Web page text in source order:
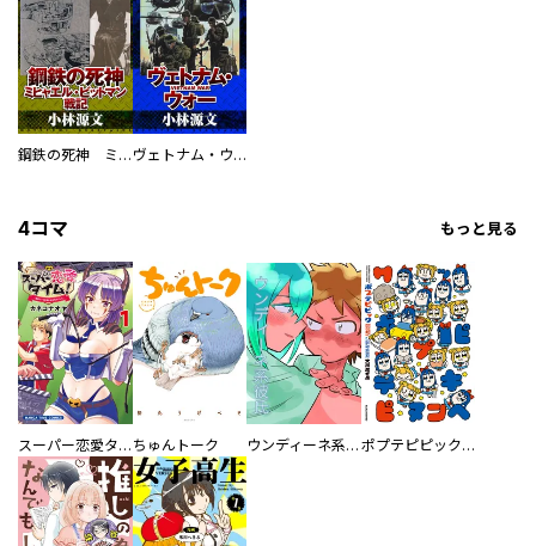
鋼鉄の死神 ミヒャエル・ビットマン戦記 ヴェトナム・ウォー VIETNAM WAR
4コマ もっと見る
スーパー恋愛タイム！～現場でドＳな彼女は自宅でデレる～ ちゅんトーク ウンディーネ系彼氏 ポプテピピック SEASON EIGHT